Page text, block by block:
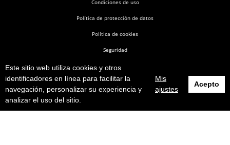
Este sitio web utiliza cookies y otros
identificadores en línea para facilitar la
navegación, personalizar su experiencia y
analizar el uso del sitio.
Mis
ajustes
Acepto
Enfermería en Desarrollo © 2026
Condiciones de uso
Política de protección de datos
Política de cookies
Seguridad